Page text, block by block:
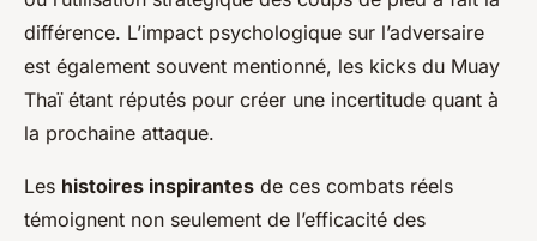
différence. L’impact psychologique sur l’adversaire
est également souvent mentionné, les kicks du Muay
Thaï étant réputés pour créer une incertitude quant à
la prochaine attaque.
Les histoires inspirantes de ces combats réels
témoignent non seulement de l’efficacité des